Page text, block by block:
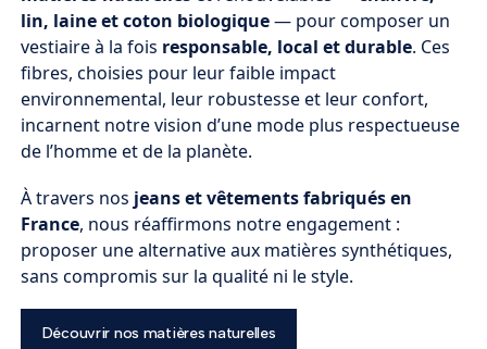
lin, laine et coton biologique— pour composer un
vestiaire à la fois responsable, local et durable. Ces
fibres, choisies pour leur faible impact
environnemental, leur robustesse et leur confort,
incarnent notre vision d’une mode plus respectueuse
de l’homme et de la planète.
À travers nos jeans et vêtements fabriqués en
France, nous réaffirmons notre engagement :
proposer une alternative aux matières synthétiques,
sans compromis sur la qualité ni le style.
Découvrir nos matières naturelles